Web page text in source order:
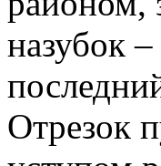
назубок
Отрезок